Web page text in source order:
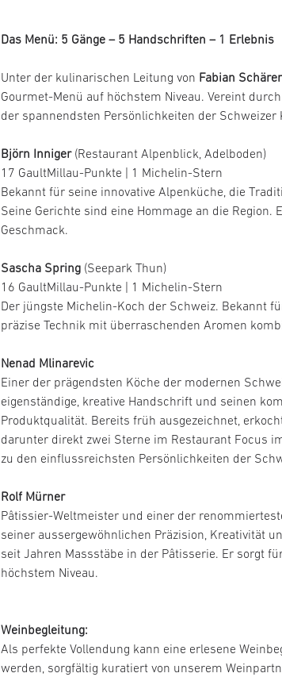
Das Menü: 5 Gänge – 5 Hands­chriften – 1 Erlebnis
Unter der kulinarischen Leitung von Fabian
Gourmet-Menü auf höchstem Niveau. Vereint
der spannendsten Persönlichkeiten der Schweizer
Björn Inniger(Restaurant Alpenblick, Adelboden)
17 GaultMillau-Punkte | 1 Michelin-Stern
Bekannt für seine innovative Alpenküche, die
Seine Gerichte sind eine Hommage an die
Geschmack.
Sascha Spring (Seepark Thun)
16 GaultMillau-Punkte | 1 Michelin-Stern
Der jüngste Michelin-Koch der Schweiz. Bekannt
präzise Technik mit überraschenden Aromen
Nenad Mlinarevic
Einer der prägendsten Köche der modernen
eigenständige, kreative Handschrift und seinen
Produktqualität. Bereits früh ausgezeichnet,
darunter direkt zwei Sterne im Restaurant Focus
zu den einflussreichsten Persönlichkeiten der
Rolf Mürner
Pâtissier-Weltmeister und einer der
seiner aussergewöhnlichen Präzision, Kreativität
seit Jahren Massstäbe in der Pâtisserie. Er sorgt
höchstem Niveau.
Weinbegleitung:
Als perfekte Vollendung kann eine erlesene
werden, sorgfältig kuratiert von unserem